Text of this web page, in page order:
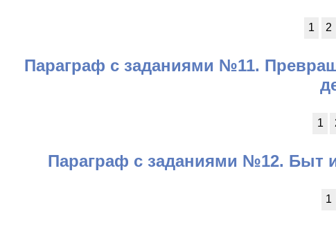
1 2
Параграф с заданиями №11.
1
Параграф с заданиями №12. Быт
1